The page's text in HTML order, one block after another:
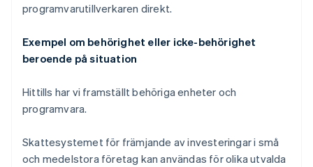
programvarutillverkaren direkt.
Exempel om behörighet eller icke-behörighet
beroende på situation
Hittills har vi framställt behöriga enheter och
programvara.
Skattesystemet för främjande av investeringar i små
och medelstora företag kan användas för olika utvalda